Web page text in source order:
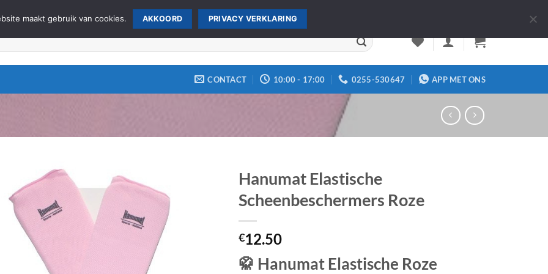
CONTACT 10:00 - 17:00 0255-530647 APP MET ONS
verlanglijst
Hanumat Elastische
Scheenbeschermers Roze
€12.50
🥋 Hanumat Elastische Roze
maakt gebruik van cookies. AKKOORD PRIVACY VERKLARING